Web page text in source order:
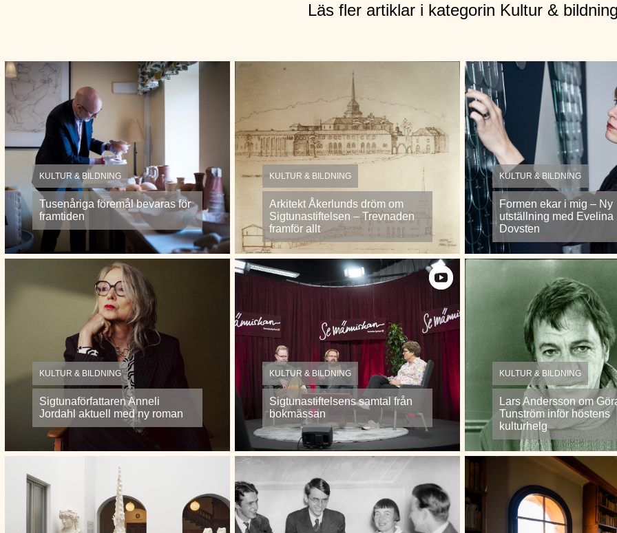
Läs fler artiklar i kategorin Kultur &
KULTUR & BILDNING
Tusenåriga föremål bevaras för
framtiden
KULTUR & BILDNING
Arkitekt Åkerlunds dröm om
Sigtunastiftelsen – Trevnaden
framför allt
KULTUR & BILDNING
Formen ekar i mig – Ny
utställning med Evelina
Dovsten
KULTUR & BILDNING
Sigtunaförfattaren Anneli
Jordahl aktuell med ny roman
KULTUR & BILDNING
Sigtunastiftelsens samtal från
bokmässan
KULTUR & BILDNING
Lars Andersson om
Tunström inför höstens
kulturhelg